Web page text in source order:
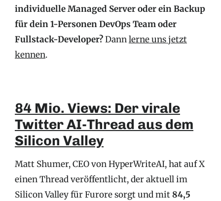
individuelle Managed Server oder ein Backup
für dein 1-Personen DevOps Team oder
Fullstack-Developer?Dannlerne uns jetzt
kennen.
84 Mio. Views: Der virale
Twitter AI-Thread aus dem
Silicon Valley
Matt Shumer, CEO von HyperWriteAI, hat auf X
einen Thread veröffentlicht, der aktuell im
Silicon Valley für Furore sorgt und mit84,5